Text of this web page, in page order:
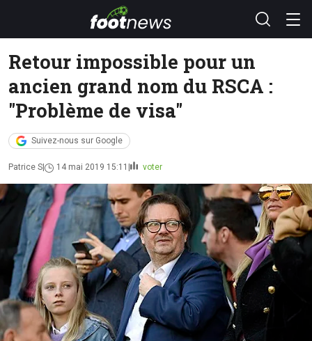
Retour impossible pour un
ancien grand nom du RSCA :
"Problème de visa"
Suivez-nous sur Google
Patrice S 14 mai 2019 15:11 voter